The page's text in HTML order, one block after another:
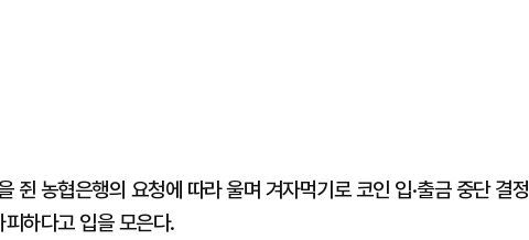
쥔 농협은행의 요청에 따라 울며 겨자먹기로 코인 입·출금 중단 결정
하다고 입을 모은다.